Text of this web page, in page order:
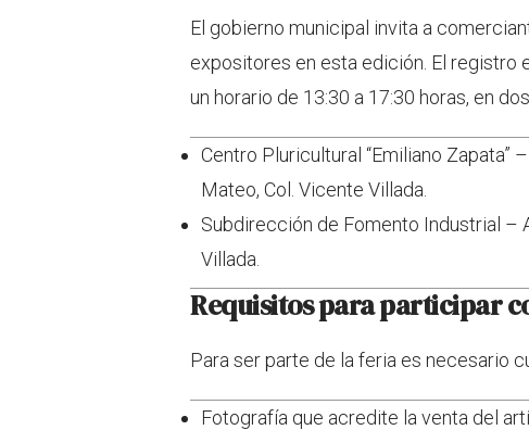
El gobierno municipal invita a
expositores en esta edición. El registro
un horario de 13:30 a 17:30 horas, en
Centro Pluricultural “Emiliano Zapata”
Mateo, Col. Vicente Villada.
Subdirección de Fomento Industrial –
Villada.
Requisitos para participar
Para ser parte de la feria es necesario
Fotografía que acredite la venta del